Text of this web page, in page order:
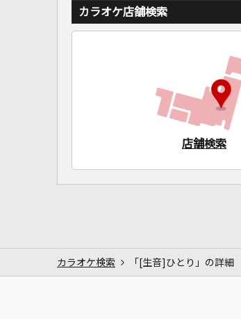
カラオケ店舗検索
店舗検索
カラオケ検索 「[生音]ひとり」の詳細